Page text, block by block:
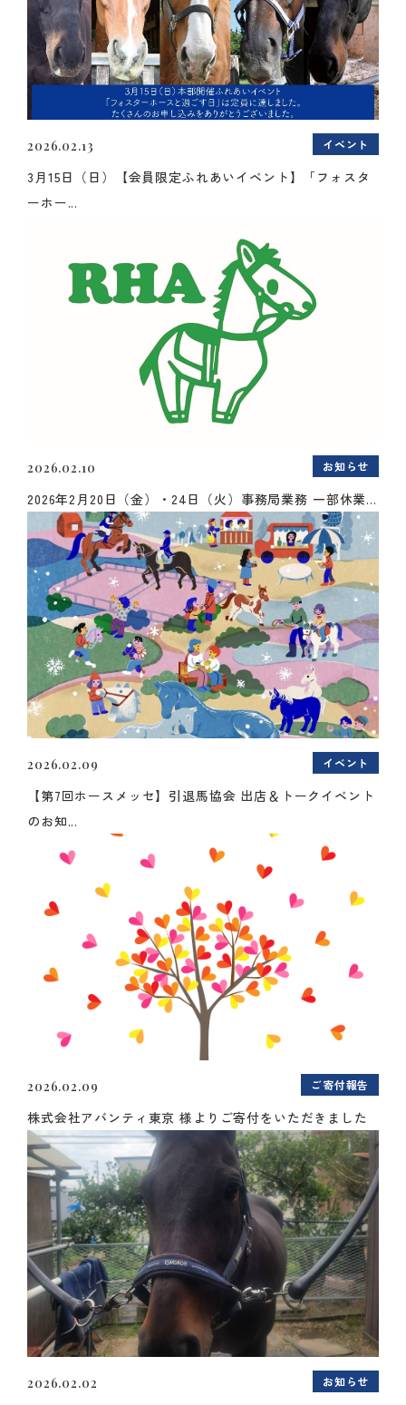
2026.02.13 イベント
3月15日（日）【会員限定ふれあいイベント】「フォスタ
ーホー...
2026.02.10 お知らせ
2026年2月20日（金）・24日（火）事務局業務 一部休業...
2026.02.09 イベント
【第7回ホースメッセ】引退馬協会 出店＆トークイベント
のお知...
2026.02.09 ご寄付報告
株式会社アバンティ東京 様よりご寄付をいただきました
2026.02.02 お知らせ